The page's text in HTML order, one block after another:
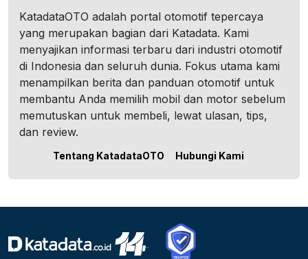
KatadataOTO adalah portal otomotif tepercaya
yang merupakan bagian dari Katadata. Kami
menyajikan informasi terbaru dari industri otomotif
di Indonesia dan seluruh dunia. Fokus utama kami
menampilkan berita dan panduan otomotif untuk
membantu Anda memilih mobil dan motor sebelum
memutuskan untuk membeli, lewat ulasan, tips,
dan review.
Tentang KatadataOTO Hubungi Kami